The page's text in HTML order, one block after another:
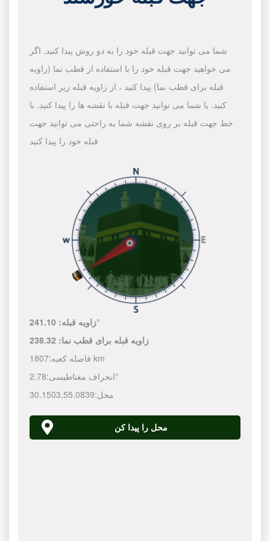
شما می توانید جهت قبله خود را به دو روش پیدا کنید. اگر
می خواهید جهت قبله خود را با استفاده از قطب نما (زاویه
قبله برای قطب نما) پیدا کنید ، از زاویه قبله زیر استفاده
کنید. یا شما می توانید جهت قبله با نقشه ها را پیدا کنید. با
خط جهت قبله بر روی نقشه شما به راحتی می توانید جهت
قبله خود را پیدا کنید
زاویه قبله:241.10°
زاویه قبله برای قطب نما: 238.32
فاصله کعبه: 1807 km
انحراف مغناطیسی:2.78°
محل:
30.1503,55.0839
محل را پیدا کن